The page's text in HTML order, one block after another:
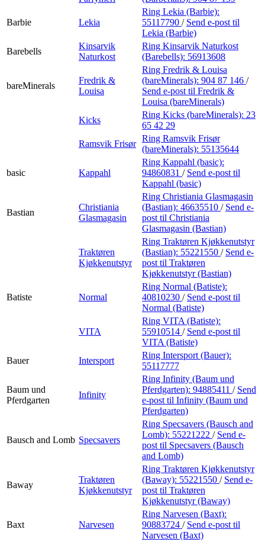
Barbie Lekia
Ring Lekia (Barbie):
55117790 / Send e-post til
Lekia (Barbie)
Barebells
Kinsarvik
Naturkost
Ring Kinsarvik Naturkost
(Barebells): 56913608
bareMinerals
Fredrik &
Louisa
Ring Fredrik & Louisa
(bareMinerals): 904 87 146 /
Send e-post til Fredrik &
Louisa (bareMinerals)
Kicks
Ring Kicks (bareMinerals): 23
65 42 29
Ramsvik Frisør
Ring Ramsvik Frisør
(bareMinerals): 55135644
basic Kappahl
Ring Kappahl (basic):
94860831 / Send e-post til
Kappahl (basic)
Bastian
Christiania
Glasmagasin
Ring Christiania Glasmagasin
(Bastian): 46635510 / Send e-
post til Christiania
Glasmagasin (Bastian)
Traktøren
Kjøkkenutstyr
Ring Traktøren Kjøkkenutstyr
(Bastian): 55221550 / Send e-
post til Traktøren
Kjøkkenutstyr (Bastian)
Batiste Normal
Ring Normal (Batiste):
40810230 / Send e-post til
Normal (Batiste)
VITA
Ring VITA (Batiste):
55910514 / Send e-post til
VITA (Batiste)
Bauer
Intersport
Ring Intersport (Bauer):
55117777
Baum und
Pferdgarten
Infinity
Ring Infinity (Baum und
Pferdgarten): 94885411 / Send
e-post til Infinity (Baum und
Pferdgarten)
Bausch and Lomb Specsavers
Ring Specsavers (Bausch and
Lomb): 55221222 / Send e-
post til Specsavers (Bausch
and Lomb)
Baway
Traktøren
Kjøkkenutstyr
Ring Traktøren Kjøkkenutstyr
(Baway): 55221550 / Send e-
post til Traktøren
Kjøkkenutstyr (Baway)
Baxt Narvesen
Ring Narvesen (Baxt):
90883724 / Send e-post til
Narvesen (Baxt)